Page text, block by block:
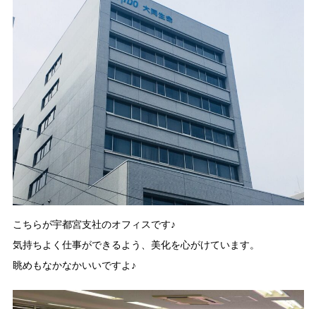
こちらが宇都宮支社のオフィスです♪
気持ちよく仕事ができるよう、美化を心がけています。
眺めもなかなかいいですよ♪